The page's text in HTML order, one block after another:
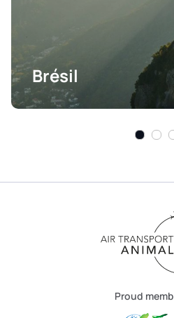
Brésil
Proud